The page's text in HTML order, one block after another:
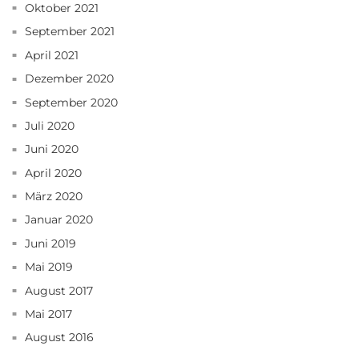
Oktober 2021
September 2021
April 2021
Dezember 2020
September 2020
Juli 2020
Juni 2020
April 2020
März 2020
Januar 2020
Juni 2019
Mai 2019
August 2017
Mai 2017
August 2016